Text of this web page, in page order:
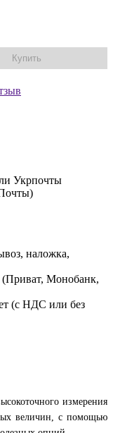
Купить
Укрпочты
наложка,
(Приват, Монобанк,
(с НДС или без
измерения
величин, с помощью